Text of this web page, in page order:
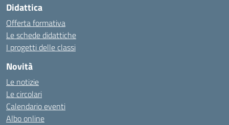
Didattica
Offerta formativa
Le schede didattiche
I progetti delle classi
Novità
Le notizie
Le circolari
Calendario eventi
Albo online